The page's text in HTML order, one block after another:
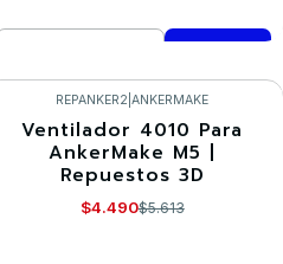
Comprar ahora
-20%
Agotado
REPANKER2 |ANKERMAKE
Ventilador 4010 Para
AnkerMake M5 |
Repuestos 3D
$4.490$5.613